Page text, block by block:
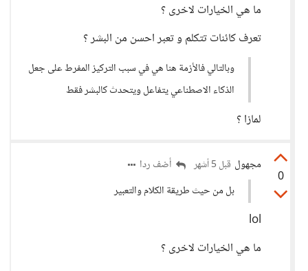
ما هي الخيارات لاخرى ؟
تعرف كائنات تتكلم و تعبر احسن من البشر ؟
وبالتالي فالأزمة هنا هي في سبب التركيز المفرط على جعل
الذكاء الاصطناعي يتفاعل ويتحدث كالبشر فقط
لمازا ؟
0
مجهول قبل 5 أشهر
أضف ردا
بل من حيث طريقة الكلام والتعبير
lol
ما هي الخيارات لاخرى ؟